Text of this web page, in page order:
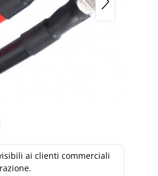
ai clienti commerciali